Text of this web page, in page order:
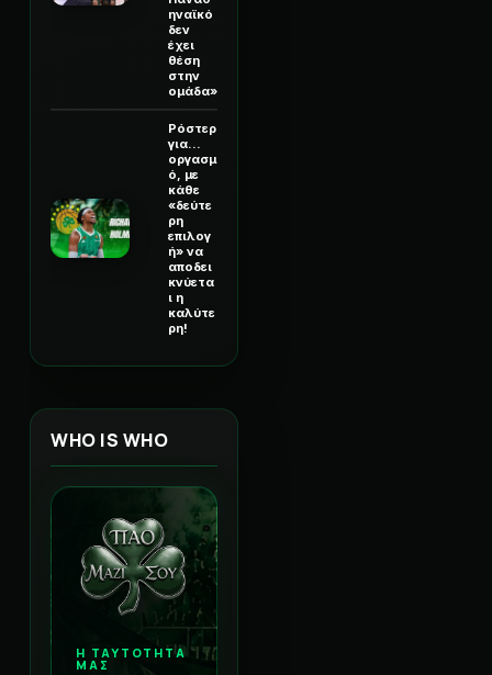
ηναϊκό
δεν
έχει
θέση
στην
ομάδα»
Ρόστερ
για...
οργασμ
ό, με
κάθε
«δεύτε
ρη
επιλογ
ή» να
αποδει
κνύετα
ι η
καλύτε
ρη!
WHO IS WHO
Η ΤΑΥΤΟΤΗΤΑ
ΜΑΣ